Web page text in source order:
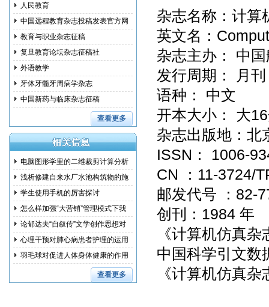
杂志名称：
英文名：
杂志主办： 中
发行周期：
语种： 中
开本大小：
杂志出版地
ISSN：
CN ：11-
邮发代号 ：
创刊：1984 年
《计算机仿真
中国科学引文
《计算机仿真
人民教育
中国远程教育杂志投稿发表官方网
教育与职业杂志征稿
复旦教育论坛杂志征稿社
外语教学
牙体牙髓牙周病学杂志
中国新药与临床杂志征稿
查看更多
电脑图形学里的二维裁剪计算分析
浅析修建自来水厂水池构筑物的施
工措学生使用手机的厉害探讨
怎么样加强“大营销”管理模式下我
国 论郁达夫“自叙传”文学创作思想对
其 心理干预对肺心病患者护理的运用
研究羽毛球对促进人体身体健康的作用
查看更多